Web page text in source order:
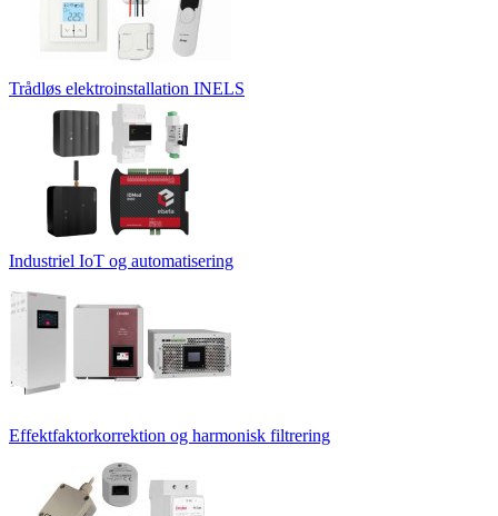
Trådløs elektroinstallation INELS
Industriel IoT og automatisering
Effektfaktorkorrektion og harmonisk filtrering